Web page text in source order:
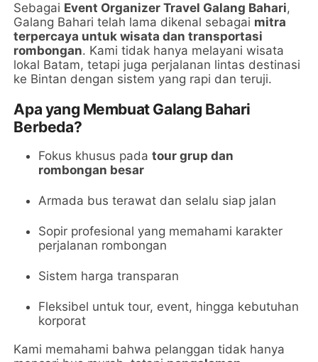
Sebagai Event Organizer Travel Galang Bahari,
Galang Bahari telah lama dikenal sebagai mitra
terpercaya untuk wisata dan transportasi
rombongan. Kami tidak hanya melayani wisata
lokal Batam, tetapi juga perjalanan lintas destinasi
ke Bintan dengan sistem yang rapi dan teruji.
Apa yang Membuat Galang Bahari
Berbeda?
Fokus khusus padatour grup dan
rombongan besar
Armada bus terawat dan selalu siap jalan
Sopir profesional yang memahami karakter
perjalanan rombongan
Sistem harga transparan
Fleksibel untuk tour, event, hingga kebutuhan
korporat
Kami memahami bahwa pelanggan tidak hanya